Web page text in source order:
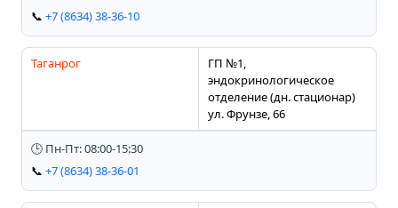
📞 +7 (8634) 38-36-10
Таганрог
ГП №1,
эндокринологическое
отделение (дн. стационар)
ул. Фрунзе, 66
🕒 Пн-Пт: 08:00-15:30
📞 +7 (8634) 38-36-01